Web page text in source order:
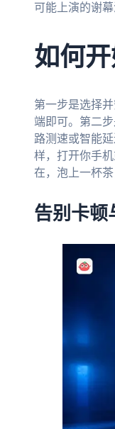
可能上演的谢幕
如何
第一步是选择
端即可。第二
路测速或智能
样，打开你手
在，泡上一杯
告别卡顿